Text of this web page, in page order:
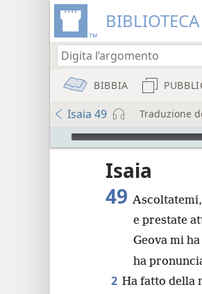
BIBBIA
Isaia 49 Traduzione
Audio Player
Isaia
49
e prestate
Geova mi
ha
2 Ha fatto della